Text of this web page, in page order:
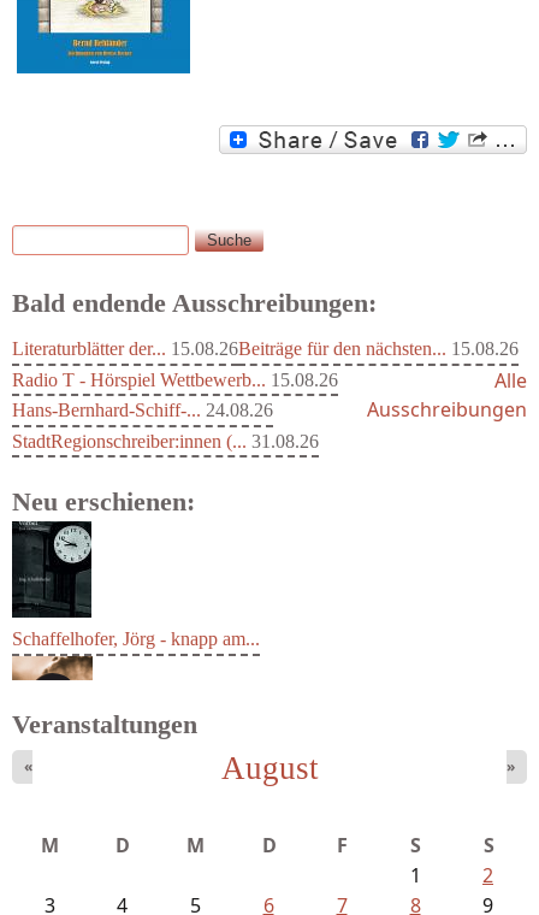
Suchformular
Suche
Bald endende Ausschreibungen:
Literaturblätter der... 15.08.26Beiträge für den nächsten... 15.08.26
Radio T - Hörspiel Wettbewerb... 15.08.26
Hans-Bernhard-Schiff-... 24.08.26
StadtRegionschreiber:innen (... 31.08.26
Alle
Ausschreibungen
Neu erschienen:
Schaffelhofer, Jörg - knapp am...
Veranstaltungen
August
« »
M D M D F S
S
1
2
3
4 5 6 7 8 9